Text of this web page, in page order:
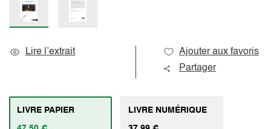
Lire l’extrait
Ajouter aux favoris
Partager
LIVRE PAPIER LIVRE NUMÉRIQUE